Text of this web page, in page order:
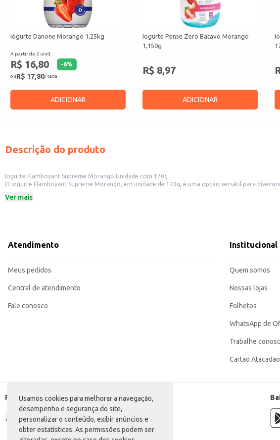
Usamos cookies para melhorar a navegação,
desempenho e segurança do site,
personalizar o conteúdo, exibir anúncios e
obter estatísticas. As permissões podem ser
Iogurte Danone Morango 1,25kg
A partir de 2 unid.
R$ 16,80 -6%
ouR$ 17,80/ cada
ADICIONAR
Iogurte Pense Zero Batavo Morango
1,150g
R$ 8,97
ADICIONAR
Descrição do produto
Iogurte Flamboyant Supreme Morango Unidade com 170g
O Iogurte Flamboyant Supreme Morango, em unidade de 170g, é uma opção versátil para diversos contextos. Sua praticidade o torna ideal para revenda em pequenos comércios, como mercearias e
uma opção conveniente e saborosa para um lanche rápido ou parte de uma refeição mais
O Iogurte Flamboyant Supreme Morango apresenta um sabor agradável e textura cremosa,
para revenda ou consumo pessoal.
Departamento: Frios e congelados
Conteúdo: 170g
Ver mais
Atendimento
Meus pedidos
Central de atendimento
Fale conosco
Institucional
Quem somos
Nossas lojas
Folhetos
WhatsApp de
Trabalhe
Cartão Atacadão
Formas de pagamento